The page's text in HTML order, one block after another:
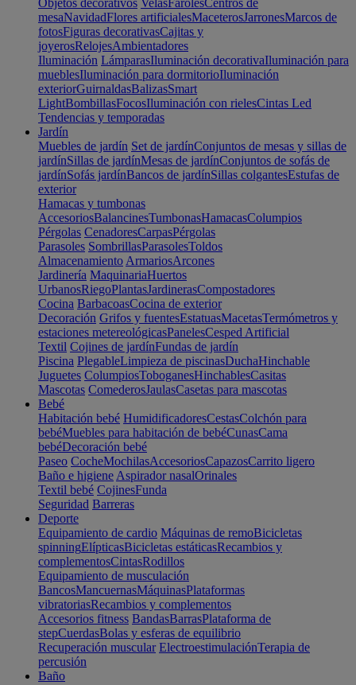
Objetos decorativos VelasFarolesCentros de
mesaNavidadFlores artificialesMaceterosJarronesMarcos de
fotosFiguras decorativasCajitas y
joyerosRelojesAmbientadores
Iluminación LámparasIluminación decorativaIluminación para
mueblesIluminación para dormitorioIluminación
exteriorGuirnaldasBalizasSmart
LightBombillasFocosIluminación con rielesCintas Led
Tendencias y temporadas
Jardín
Muebles de jardín Set de jardínConjuntos de mesas y sillas de
jardínSillas de jardínMesas de jardínConjuntos de sofás de
jardínSofás jardínBancos de jardínSillas colgantesEstufas de
exterior
Hamacas y tumbonas
AccesoriosBalancinesTumbonasHamacasColumpios
Pérgolas CenadoresCarpasPérgolas
Parasoles SombrillasParasolesToldos
Almacenamiento ArmariosArcones
Jardinería MaquinariaHuertos
UrbanosRiegoPlantasJardinerasCompostadores
Cocina BarbacoasCocina de exterior
Decoración Grifos y fuentesEstatuasMacetasTermómetros y
estaciones metereológicasPanelesCesped Artificial
Textil Cojines de jardínFundas de jardín
Piscina PlegableLimpieza de piscinasDuchaHinchable
Juguetes ColumpiosToboganesHinchablesCasitas
Mascotas ComederosJaulasCasetas para mascotas
Bebé
Habitación bebé HumidificadoresCestasColchón para
bebéMuebles para habitación de bebéCunasCama
bebéDecoración bebé
Paseo CocheMochilasAccesoriosCapazosCarrito ligero
Baño e higiene Aspirador nasalOrinales
Textil bebé CojinesFunda
Seguridad Barreras
Deporte
Equipamiento de cardio Máquinas de remoBicicletas
spinningElípticasBicicletas estáticasRecambios y
complementosCintasRodillos
Equipamiento de musculación
BancosMancuernasMáquinasPlataformas
vibratoriasRecambios y complementos
Accesorios fitness BandasBarrasPlataforma de
stepCuerdasBolas y esferas de equilibrio
Recuperación muscular ElectroestimulaciónTerapia de
percusión
Baño